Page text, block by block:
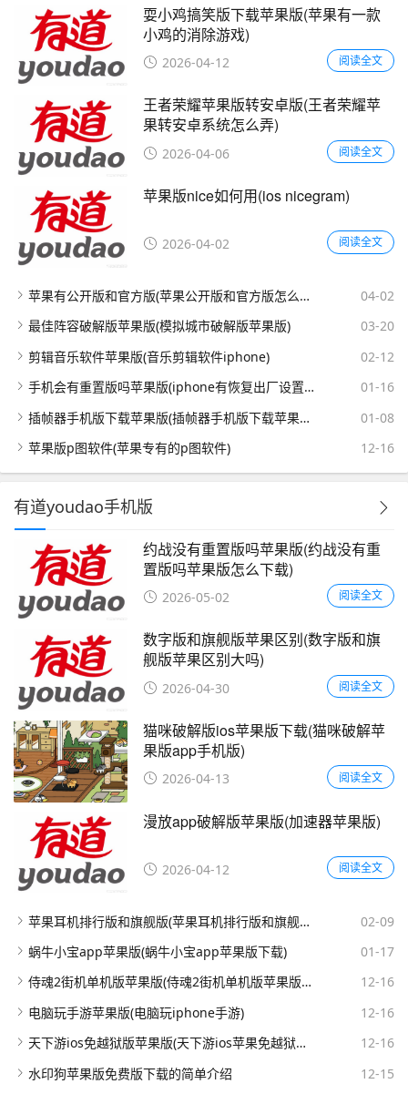
耍小鸡搞笑版下载苹果版(苹果有一款
小鸡的消除游戏)
2026-04-12 阅读全文
王者荣耀苹果版转安卓版(王者荣耀苹
果转安卓系统怎么弄)
2026-04-06 阅读全文
苹果版nice如何用(ios nicegram)
2026-04-02 阅读全文
苹果有公开版和官方版(苹果公开版和官方版怎么区分)
04-02
最佳阵容破解版苹果版(模拟城市破解版苹果版)
03-20
剪辑音乐软件苹果版(音乐剪辑软件iphone)
02-12
手机会有重置版吗苹果版(iphone有恢复出厂设置吗)
01-16
插帧器手机版下载苹果版(插帧器手机版下载苹果版安装)
01-08
苹果版p图软件(苹果专有的p图软件)
12-16
有道youdao手机版
约战没有重置版吗苹果版(约战没有重
置版吗苹果版怎么下载)
2026-05-02 阅读全文
数字版和旗舰版苹果区别(数字版和旗
舰版苹果区别大吗)
2026-04-30 阅读全文
猫咪破解版ios苹果版下载(猫咪破解苹
果版app手机版)
2026-04-13 阅读全文
漫放app破解版苹果版(加速器苹果版)
2026-04-12 阅读全文
苹果耳机排行版和旗舰版(苹果耳机排行版和旗舰版的区别)
02-09
蜗牛小宝app苹果版(蜗牛小宝app苹果版下载)
01-17
侍魂2街机单机版苹果版(侍魂2街机单机版苹果版怎么下载)
12-16
电脑玩手游苹果版(电脑玩iphone手游)
12-16
天下游ios免越狱版苹果版(天下游ios苹果免越狱版下载)
12-16
水印狗苹果版免费版下载的简单介绍
12-15